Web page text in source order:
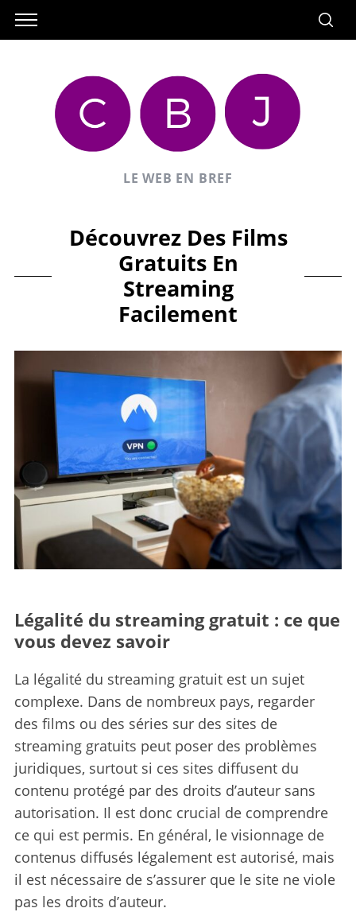
LE WEB EN BREF
Découvrez Des Films
Gratuits En
Streaming
Facilement
Légalité du streaming gratuit : ce que
vous devez savoir
La légalité du streaming gratuit est un sujet
complexe. Dans de nombreux pays, regarder
des films ou des séries sur des sites de
streaming gratuits peut poser des problèmes
juridiques, surtout si ces sites diffusent du
contenu protégé par des droits d’auteur sans
autorisation. Il est donc crucial de comprendre
ce qui est permis. En général, le visionnage de
contenus diffusés légalement est autorisé, mais
il est nécessaire de s’assurer que le site ne viole
pas les droits d’auteur.